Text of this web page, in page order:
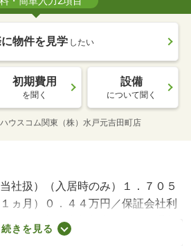
物件を見学 したい
初期費用
を聞く
設備
について聞く
ハウスコム関東（株）水戸元吉田町店
社扱）（入居時のみ）１．７０５
ヵ月）０．４４万円／保証会社利
ス保証料・家賃集金サービス手数
時、以降は月額賃料の１％／毎
続きを見る